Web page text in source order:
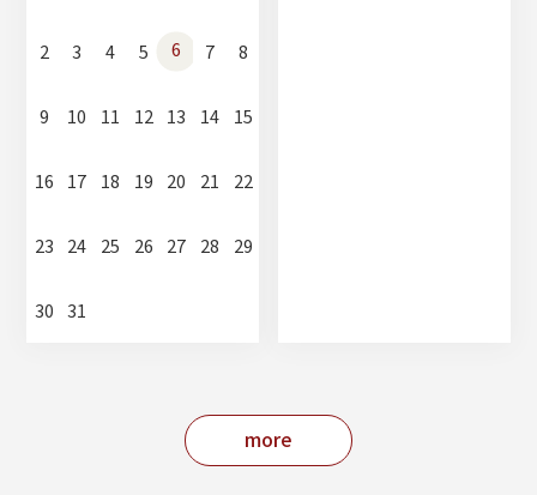
2 3 4 5 6 7 8
9 10 11 12 13 14 15
16 17 18 19 20 21 22
23 24 25 26 27 28 29
30 31
more